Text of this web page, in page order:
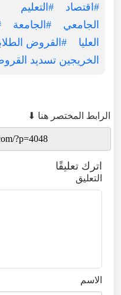
#اقتصاد
#التعليم
الجامعي
#الجامعة
العليا
#القروض
الخريجين تسديد
الرابط المختصر هنا ⬇
اترك تعليقًا
التعليق
الاسم